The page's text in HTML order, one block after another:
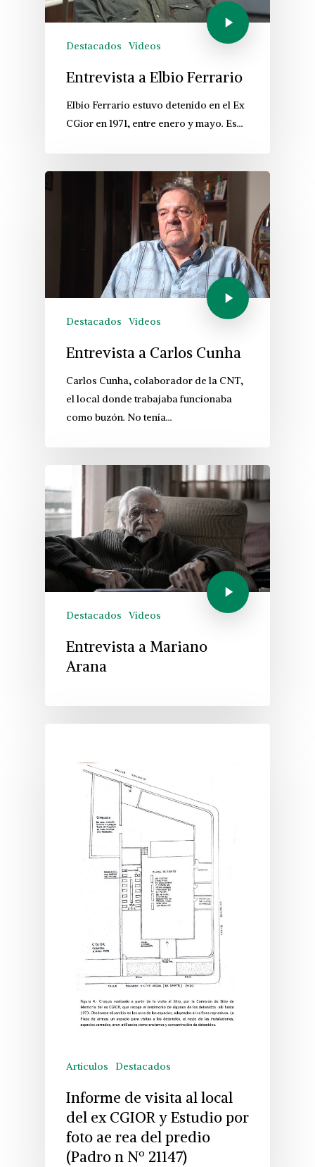
Destacados Videos
Entrevista a Elbio Ferrario
Elbio Ferrario estuvo detenido en el Ex
CGior en 1971, entre enero y mayo. Es…
Destacados Videos
Entrevista a Carlos Cunha
Carlos Cunha, colaborador de la CNT,
el local donde trabajaba funcionaba
como buzón. No tenía…
Destacados Videos
Entrevista a Mariano
Arana
Articulos Destacados
Informe de visita al local
del ex CGIOR y Estudio por
foto ae rea del predio
(Padro n Nº 21147)